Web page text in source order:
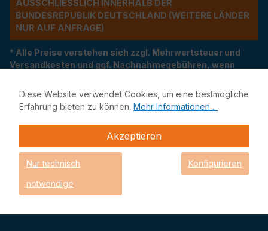
USSCHLIESSLICH INNERHALB DER BU
NDESREPUBLIK DEUTSCHLAND (WEITERE LÄNDER NU
R AUF ANFRAGE)
* Alle Preise verstehen sich zzgl. Mehrwertsteuer und
Versandkosten und ggf. Nachnahmegebühren, wenn
** Lieferzeitangabe, sofern es sich um Lagerware
handelt. Einige Produkte könnten bereits nicht mehr auf
Lager sein und müssen nachgeliefert werden. Das
genaue Lieferdatum erhalten Sie mit Ihrer
EnBITCon, sowie das EnBITCon Logo sind eingetragene
Marken der EnBITCon GmbH - Alle Rechte vorbehalten - ©
Diese Website verwendet Cookies, um eine bestmögliche
Erfahrung bieten zu können. Mehr Informationen ...
Akzeptieren
Nur technisch
notwendige
Konfigurieren